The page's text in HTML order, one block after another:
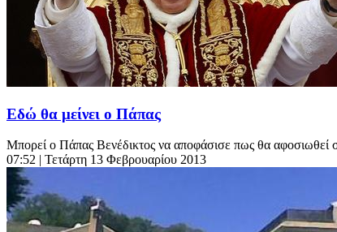
Εδώ θα μείνει ο Πάπας
Μπορεί ο Πάπας Βενέδικτος να αποφάσισε πως θα αφοσιωθεί
07:52 | Τετάρτη 13 Φεβρουαρίου 2013